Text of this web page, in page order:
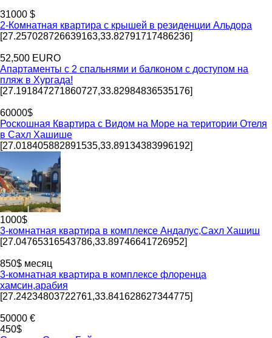
31000 $
2-Комнатная квартира с крышей в резиденции Альдора
[27.257028726639163,33.82791717486236]
52,500 EURO
Апартаменты с 2 спальнями и балконом с доступом на
пляж в Хургада!
[27.191847271860727,33.82984836535176]
60000$
Роскошная Квартира с Видом на Море на територии Отеля
в Сахл Хашише
[27.018405882891535,33.89134383996192]
1000$
3-комнатная квартира в комплексе Андалус,Сахл Хашиш
[27.04765316543786,33.89746641726952]
850$ месяц
3-комнатная квартира в комплексе флоренца
хамсин,арабия
[27.24234803722761,33.841628627344775]
50000 €
450$